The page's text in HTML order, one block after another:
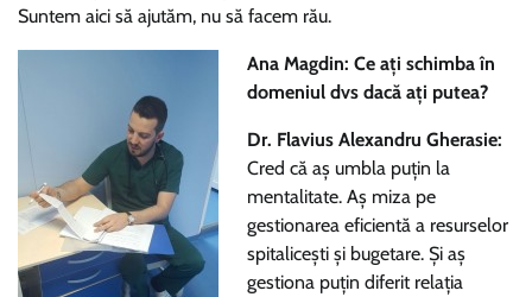
Suntem aici să ajutăm, nu să facem rău.
Ana Magdin: Ce ați schimba în
domeniul dvs dacă ați putea?
Dr. Flavius Alexandru Gherasie:
Cred că aș umbla puțin la
mentalitate. Aș miza pe
gestionarea eficientă a resurselor
spitalicești și bugetare. Și aș
gestiona puțin diferit relația